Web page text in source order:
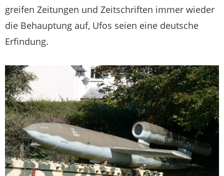
greifen Zeitungen und Zeitschriften immer wieder
die Behauptung auf, Ufos seien eine deutsche
Erfindung.